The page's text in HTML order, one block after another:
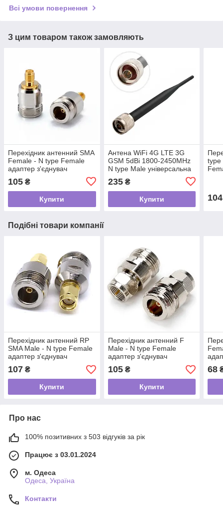
Всі умови повернення
З цим товаром також замовляють
Перехідник антенний SMA
Female - N type Female
адаптер з'єднувач
подовжувачів радіо
105 ₴
Купити
Антена WiFi 4G LTE 3G
GSM 5dBi 1800-2450MHz
N type Male універсальна
широкоспрямована для
модему, репітера
235₴
Купити
type
104
Подібні товари компанії
Перехідник антенний RP
SMA Male - N type Female
адаптер з'єднувач
коннектор для антен
подовжувачів радіо
107 ₴
Купити
Перехідник антенний F
Male - N type Female
адаптер з'єднувач
коннектор для антен
подовжувачів радіо
105₴
Купити
68
Про нас
100% позитивних з 503 відгуків за рік
Працює з 03.01.2024
м. Одеса
Одеса, Україна
Контакти